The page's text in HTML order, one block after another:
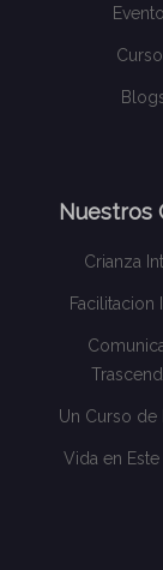
Nuestros
Crianza
Facilitacion
Un Curso de
Vida en Este